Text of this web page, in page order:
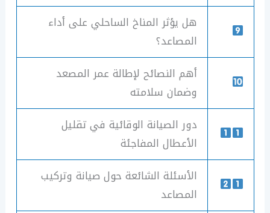
هل يؤثر المناخ الساحلي على أداء
المصاعد؟
أهم النصائح لإطالة عمر المصعد
وضمان سلامته
دور الصيانة الوقائية في تقليل
الأعطال المفاجئة
الأسئلة الشائعة حول صيانة وتركيب
المصاعد